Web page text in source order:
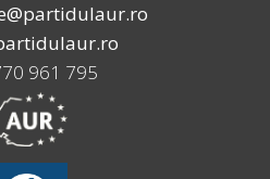
961 795